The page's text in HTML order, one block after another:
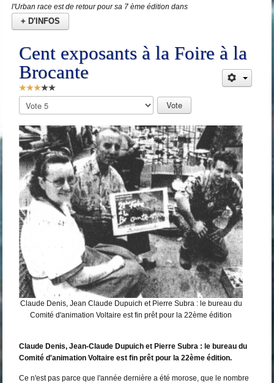
l'Urban race est de retour pour sa 7 ème édition dans
+ D'INFOS
Cent exposants à la Foire à la
Brocante
Vote
utilisateur:3/5
Veuillez
voter
Claude Denis, Jean Claude Dupuich et Pierre Subra : le bureau du
Comité d'animation Voltaire est fin prêt pour la 22ème édition
Claude Denis, Jean-Claude Dupuich et Pierre Subra : le bureau du
Comité d'animation Voltaire est fin prêt pour la 22ème édition.
Ce n'est pas parce que l'année dernière a été morose, que le nombre